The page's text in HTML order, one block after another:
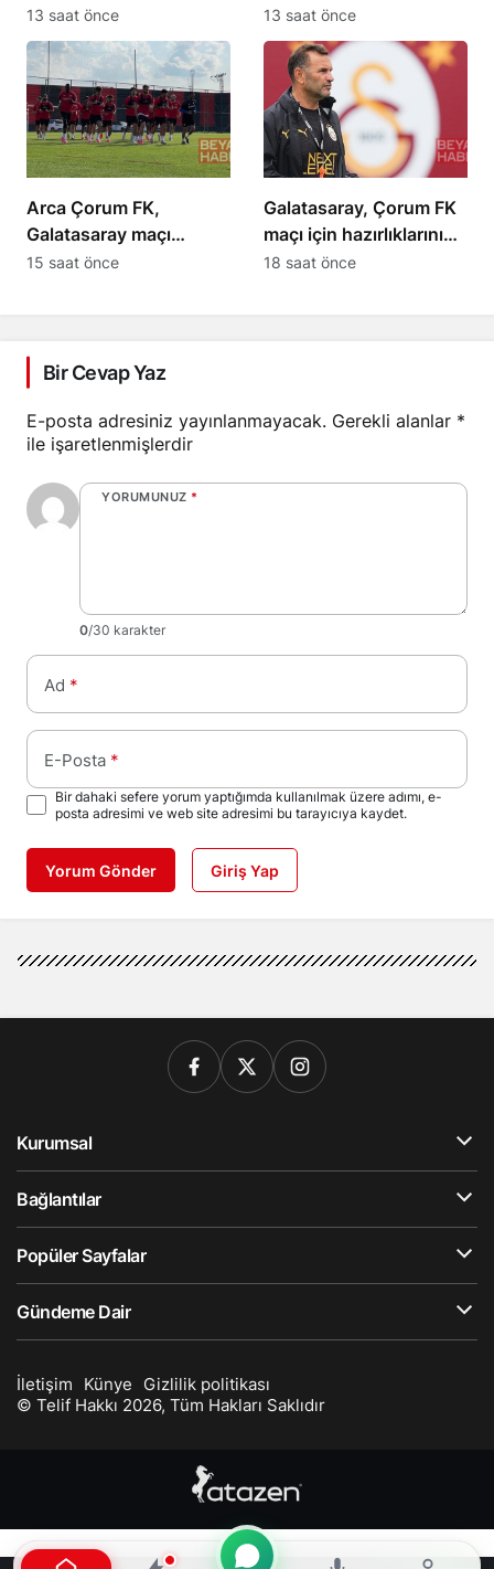
yıllık sözleşme imzaladı
13 saat önce 13 saat önce
Arca Çorum FK,
Galatasaray maçı
hazırlıklarına başladı
15 saat önce
Galatasaray, Çorum FK
maçı için hazırlıklarını
sürdürüyor
18 saat önce
Bir Cevap Yaz
E-posta adresiniz yayınlanmayacak. Gerekli alanlar *
ile işaretlenmişlerdir
YORUMUNUZ *
0/30 karakter
Ad *
E-Posta *
Bir dahaki sefere yorum yaptığımda kullanılmak üzere adımı, e-
posta adresimi ve web site adresimi bu tarayıcıya kaydet.
Yorum Gönder Giriş Yap
Kurumsal
Bağlantılar
Popüler Sayfalar
Gündeme Dair
İletişim Künye
Gizlilik politikası
© Telif Hakkı 2026, Tüm Hakları Saklıdır